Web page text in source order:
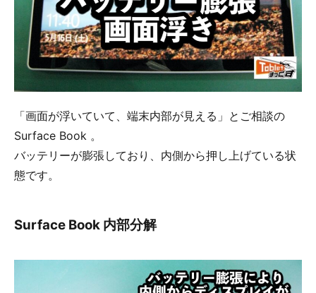
「画面が浮いていて、端末内部が見える」とご相談の
Surface Book 。
バッテリーが膨張しており、内側から押し上げている状
態です。
Surface Book 内部分解